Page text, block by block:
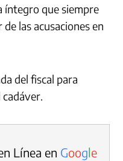
íntegro que siempre
las acusaciones en
del fiscal para
Línea en Google